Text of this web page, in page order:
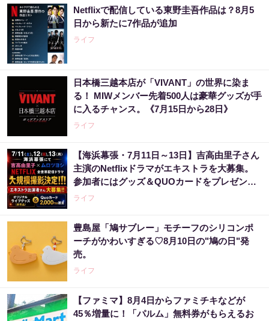
Netflixで配信している東野圭吾作品は？8月5
日から新たに7作品が追加
ライフ
日本橋三越本店が「VIVANT」の世界に染ま
る！ MIWメンバー先着500人は豪華グッズが手
に入るチャンス。《7月15日から28日》
ライフ
【海浜幕張・7月11日～13日】吉高由里子さん
主演のNetflixドラマがエキストラを大募集。
参加者にはグッズ＆QUOカードをプレゼン
ト！
ライフ
豊島屋「鳩サブレー」モチーフのシリコンポ
ーチがかわいすぎる♡8月10日の"鳩の日"発
売。
ライフ
【ファミマ】8月4日からファミチキなどが
45％増量に！「パルム」無料券がもらえるお